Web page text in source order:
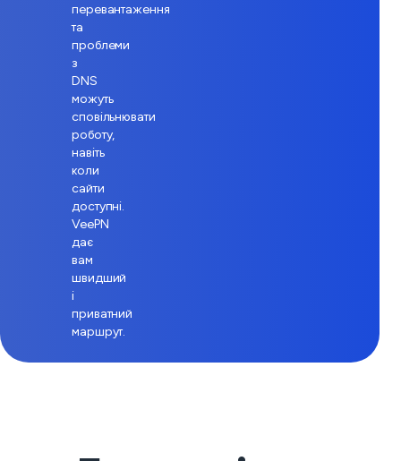
перевантаження
та
проблеми
з
DNS
можуть
сповільнювати
роботу,
навіть
коли
сайти
доступні.
VeePN
дає
вам
швидший
і
приватний
маршрут.